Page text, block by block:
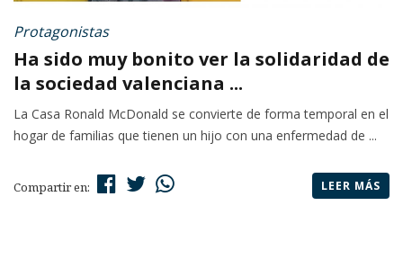
Protagonistas
Ha sido muy bonito ver la solidaridad de
la sociedad valenciana ...
La Casa Ronald McDonald se convierte de forma temporal en el
hogar de familias que tienen un hijo con una enfermedad de ...
Compartir en: LEER MÁS